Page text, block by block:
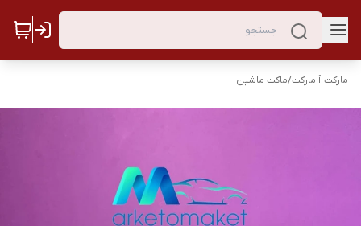
مارکت ٱ مارکت/ماکت ماشین